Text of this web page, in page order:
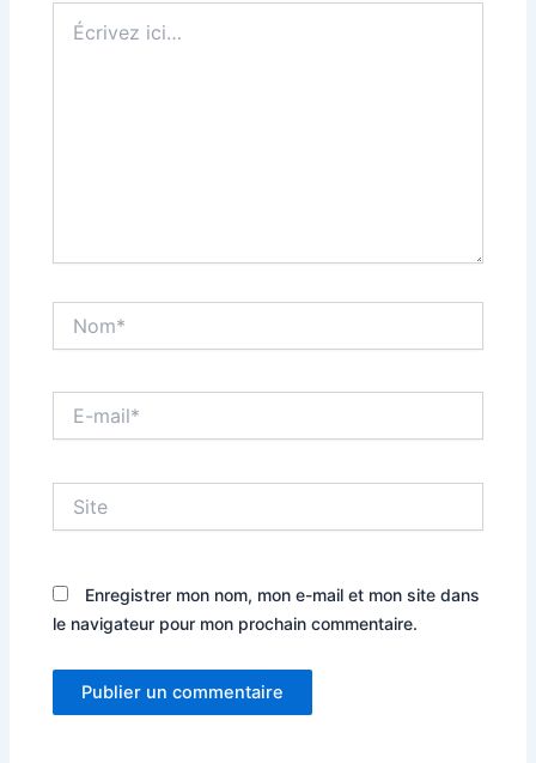
ici…
mail*
Enregistrer mon nom, mon e-mail et mon site dans
le navigateur pour mon prochain commentaire.